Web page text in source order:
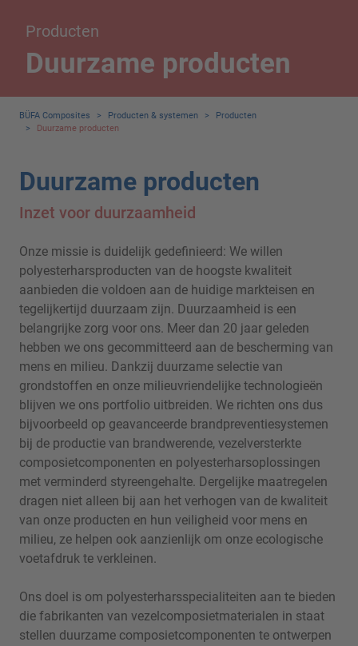
Producten
Duurzame producten
BÜFA Composites > Producten & systemen >
Producten
>
Duurzame producten
Duurzame producten
Inzet voor duurzaamheid
Onze missie is duidelijk gedefinieerd: We willen
polyesterharsproducten van de hoogste kwaliteit
aanbieden die voldoen aan de huidige markteisen en
tegelijkertijd duurzaam zijn. Duurzaamheid is een
belangrijke zorg voor ons. Meer dan 20 jaar geleden
hebben we ons gecommitteerd aan de bescherming van
mens en milieu. Dankzij duurzame selectie van
grondstoffen en onze milieuvriendelijke technologieën
blijven we ons portfolio uitbreiden. We richten ons dus
bijvoorbeeld op geavanceerde brandpreventiesystemen
bij de productie van brandwerende, vezelversterkte
composietcomponenten en polyesterharsoplossingen
met verminderd styreengehalte. Dergelijke maatregelen
dragen niet alleen bij aan het verhogen van de kwaliteit
van onze producten en hun veiligheid voor mens en
milieu, ze helpen ook aanzienlijk om onze ecologische
voetafdruk te verkleinen.
Ons doel is om polyesterharsspecialiteiten aan te bieden
die fabrikanten van vezelcomposietmaterialen in staat
stellen duurzame composietcomponenten te ontwerpen